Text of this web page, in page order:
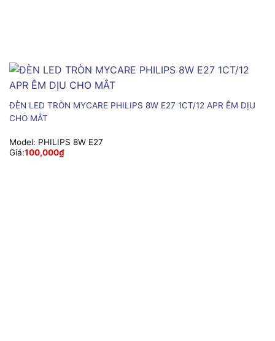
ĐÈN LED TRÒN MYCARE PHILIPS 8W E27 1CT/12 APR ÊM DỊU
CHO MẮT
Model: PHILIPS 8W E27
Giá:100,000₫